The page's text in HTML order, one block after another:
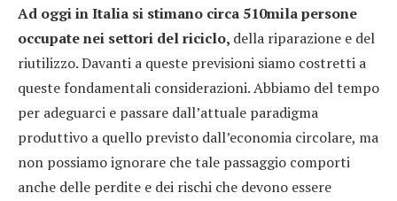
Ad oggi in Italia si stimano circa 510mila persone
occupate nei settori del riciclo, della riparazione e del
riutilizzo. Davanti a queste previsioni siamo costretti a
queste fondamentali considerazioni. Abbiamo del tempo
per adeguarci e passare dall’attuale paradigma
produttivo a quello previsto dall’economia circolare, ma
non possiamo ignorare che tale passaggio comporti
anche delle perdite e dei rischi che devono essere